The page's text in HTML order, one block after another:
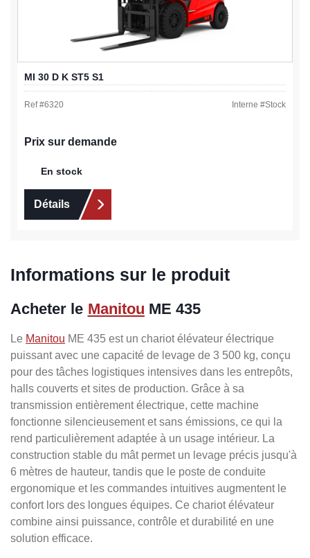
MI 30 D K ST5 S1
Ref #6320 Interne #Stock
Prix sur demande
En stock
Détails
Informations sur le produit
Acheter le Manitou ME 435
Le Manitou ME 435 est un chariot élévateur électrique
puissant avec une capacité de levage de 3 500 kg, conçu
pour des tâches logistiques intensives dans les entrepôts,
halls couverts et sites de production. Grâce à sa
transmission entièrement électrique, cette machine
fonctionne silencieusement et sans émissions, ce qui la
rend particulièrement adaptée à un usage intérieur. La
construction stable du mât permet un levage précis jusqu'à
6 mètres de hauteur, tandis que le poste de conduite
ergonomique et les commandes intuitives augmentent le
confort lors des longues équipes. Ce chariot élévateur
combine ainsi puissance, contrôle et durabilité en une
solution efficace.